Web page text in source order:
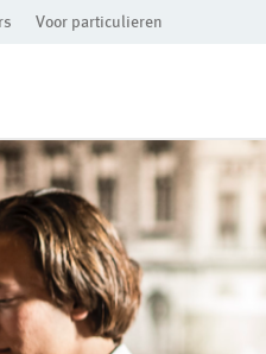
Voor particulieren